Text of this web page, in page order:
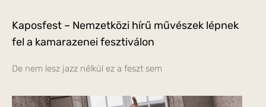
Kaposfest – Nemzetközi hírű művészek lépnek
fel a kamarazenei fesztiválon
De nem lesz jazz nélkül ez a feszt sem